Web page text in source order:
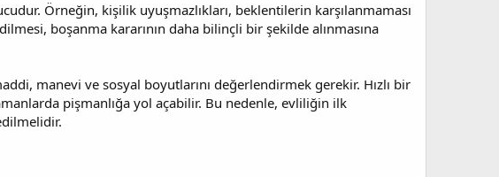
Örneğin, kişilik uyuşmazlıkları, beklentilerin karşılanmaması
boşanma kararının daha bilinçli bir şekilde alınmasına
manevi ve sosyal boyutlarını değerlendirmek gerekir. Hızlı bir
pişmanlığa yol açabilir. Bu nedenle, evliliğin ilk